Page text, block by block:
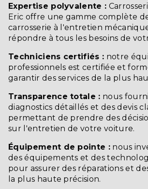
Expertise polyvalente :
Eric offre une gamme complète
carrosserie à l'entretien
répondre à tous les besoins de
Techniciens certifiés : notre
professionnels est certifiée et
garantir des services de la plus
Transparence totale : nous
diagnostics détaillés et des devis
permettant de prendre des
sur l'entretien de votre voiture.
Équipement de pointe : nous
des équipements et des
pour assurer des réparations et
la plus haute précision.